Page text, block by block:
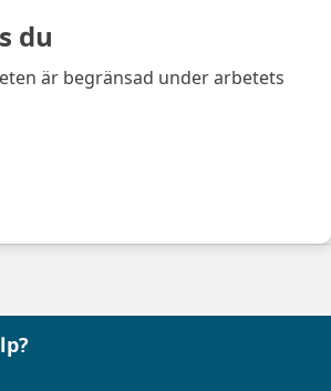
du
är begränsad under arbetets